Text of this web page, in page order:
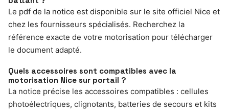
Le pdf de la notice est disponible sur le site officiel Nice et
chez les fournisseurs spécialisés. Recherchez la
référence exacte de votre motorisation pour télécharger
le document adapté.
Quels accessoires sont compatibles avec la
motorisation Nice sur portail ?
La notice précise les accessoires compatibles : cellules
photoélectriques, clignotants, batteries de secours et kits